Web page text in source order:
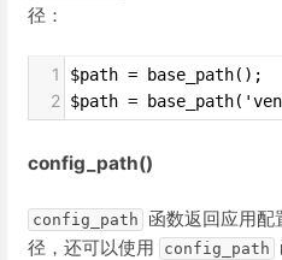
径：
1 $path = base_path();
2 $path =
config_path()
config_path 函数返回应用配
径，还可以使用
config_path